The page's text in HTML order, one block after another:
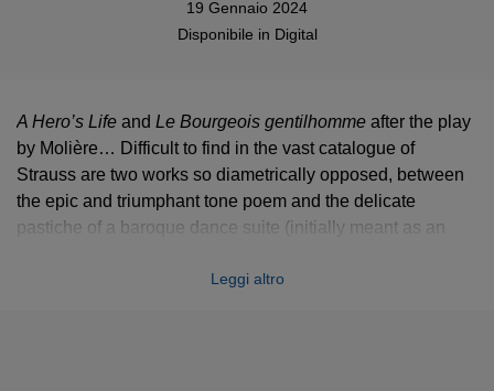
19 Gennaio 2024
Disponibile in Digital
A Hero’s Life and Le Bourgeois gentilhomme after the play
by Molière… Difficult to find in the vast catalogue of
Strauss are two works so diametrically opposed, between
the epic and triumphant tone poem and the delicate
pastiche of a baroque dance suite (initially meant as an
feels at ease on all types of terrains and beautifully
Leggi altro